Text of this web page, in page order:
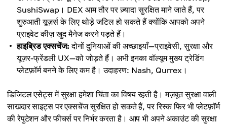
SushiSwap। DEX आम तौर पर ज़्यादा सुरक्षित माने जाते हैं, पर
शुरुआती यूज़र्स के लिए थोड़े जटिल हो सकते हैं क्योंकि आपको अपने
प्राइवेट कीज़ खुद मैनेज करने पड़ते हैं।
हाइब्रिड एक्सचेंज: दोनों दुनियाओं की अच्छाइयाँ—प्राइवेसी, सुरक्षा और
यूज़र-फ्रेंडली UX—को जोड़ते हैं। अभी इनका वॉल्यूम मुख्य ट्रेडिंग
प्लेटफ़ॉर्म बनने के लिए कम है। उदाहरण: Nash, Qurrex।
डिजिटल एसेट्स में सुरक्षा हमेशा चिंता का विषय रहती है। मज़बूत सुरक्षा वाली
साखदार साइट्स पर एक्सचेंज सुरक्षित हो सकते हैं, पर रिस्क फिर भी प्लेटफ़ॉर्म
की रेपुटेशन और फीचर्स पर निर्भर करता है। आप भी अपने अकाउंट की सुरक्षा